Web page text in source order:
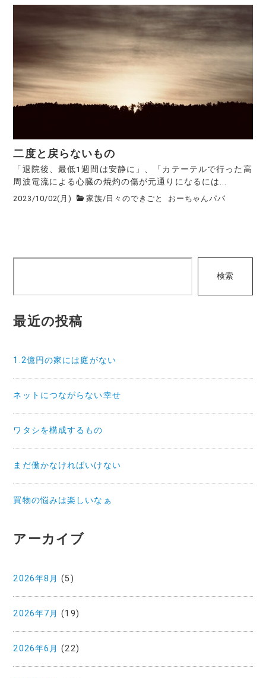
二度と戻らないもの
「退院後、最低1週間は安静に」、「カテーテルで行った高
周波電流による心臓の焼灼の傷が元通りになるには...
2023/10/02(月) 家族/日々のできごと おーちゃんパパ
検索
最近の投稿
1.2億円の家には庭がない
ネットにつながらない幸せ
ワタシを構成するもの
まだ働かなければいけない
買物の悩みは楽しいなぁ
アーカイブ
2026年8月 (5)
2026年7月 (19)
2026年6月 (22)